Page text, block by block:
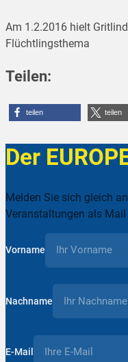
Am 1.2.2016 hielt
Flüchtlingsthema
Teilen:
teilen teilen
Der
Melden Sie sich gleich
Veranstaltungen als Mail
Vorname
Nachname
E-Mail